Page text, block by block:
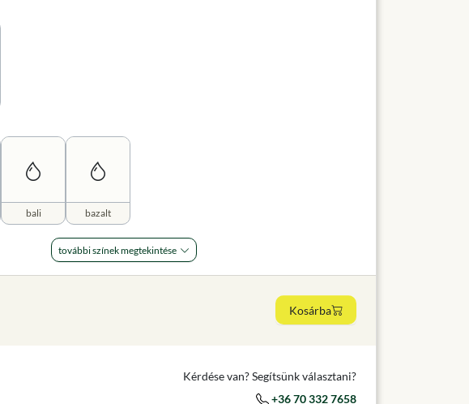
bali bazalt
további színek megtekintése
Kosárba
Kérdése van? Segítsünk választani?
+36 70 332 7658